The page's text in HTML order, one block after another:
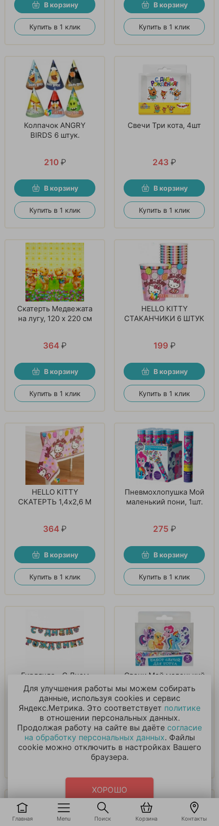
Главная Menu Поиск Корзина Контакты
В корзину
Купить в 1 клик
В корзину
Купить в 1 клик
Колпачок ANGRY
BIRDS 6 штук.
210 ₽
В корзину
Купить в 1 клик
Свечи Три кота, 4шт
243 ₽
В корзину
Купить в 1 клик
Скатерть Медвежата
на лугу, 120 х 220 см
364 ₽
В корзину
Купить в 1 клик
HELLO KITTY
СТАКАНЧИКИ 6 ШТУК
199 ₽
В корзину
Купить в 1 клик
HELLO KITTY
СКАТЕРТЬ 1,4x2,6 М
364 ₽
В корзину
Купить в 1 клик
Пневмохлопушка Мой
маленький пони, 1шт.
275 ₽
В корзину
Купить в 1 клик
Гирлянда - С Днем
рождения Щенячий
патруль
364₽
В корзину
Свечи Мой маленький
пони
275₽
В корзину
Для улучшения работы мы можем собирать
данные, используя cookies и сервис
Яндекс.Метрика. Это соответствует политике
в отношении персональных данных.
Продолжая работу на сайте вы даёте согласие
на обработку персональных данных. Файлы
cookie можно отключить в настройках Вашего
браузера.
ХОРОШО